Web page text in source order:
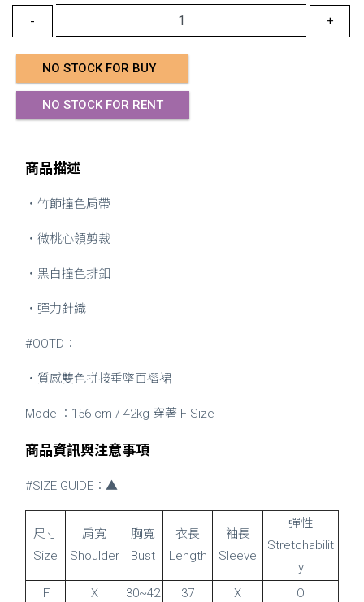
- +
NO STOCK FOR BUY
NO STOCK FOR RENT
商品描述
・竹節撞色肩帶
・微桃心領剪裁
・黑白撞色排釦
・彈力針織
#OOTD：
・質感雙色拼接垂墜百褶裙
Model：156 cm / 42kg 穿著 F Size
商品資訊與注意事項
#SIZE GUIDE：▲
尺寸
Size
肩寬
Shoulder
胸寬
Bust
衣長
Length
袖長
Sleeve
彈性
Stretchabilit
y
Ｆ
Ｘ 30~42 37 X
O